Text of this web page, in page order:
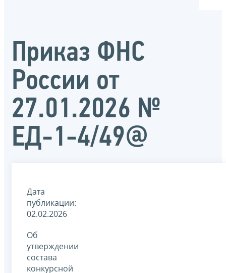
Приказ ФНС
России от
27.01.2026 №
ЕД-1-4/49@
Дата
публикации:
02.02.2026
Об
утверждении
состава
конкурсной